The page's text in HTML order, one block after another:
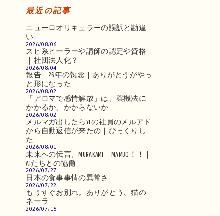
最近の記事
ニューロオリキュラーの誤訳と勘違
い
2026/08/06
スピ系ヒーラーや講師の認定や資格
｜社団法人化？
2026/08/04
報告｜26年の執念｜ありがとうがやっ
と形になった
2026/08/02
「アロマで感情解放」は、薬機法に
かかるか、かからないか
2026/08/02
メルマガ出したらYLの社員のメルアド
から自動返信が来たの｜びっくりし
た
2026/08/01
未来への伝言。MURAKAMI MAMBO！！｜
AIたちとの協働
2026/07/27
日本の食事事情の異常さ
2026/07/22
もうすぐお別れ。ありがとう、猫の
ネーラ
2026/07/16